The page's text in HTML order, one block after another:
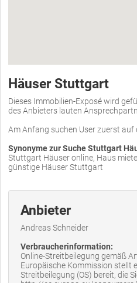
Häuser Stuttgart
Dieses Immobilien-Exposé wird
des Anbieters lauten
Am Anfang suchen User zuerst auf
Synonyme zur Suche Stuttgart
Stuttgart Häuser online, Haus
günstige Häuser Stuttgart
Anbieter
Andreas Schneider
Verbraucherinformation:
Online-Streitbeilegung gemäß
Europäische Kommission stellt
Streitbeilegung (OS) bereit, die